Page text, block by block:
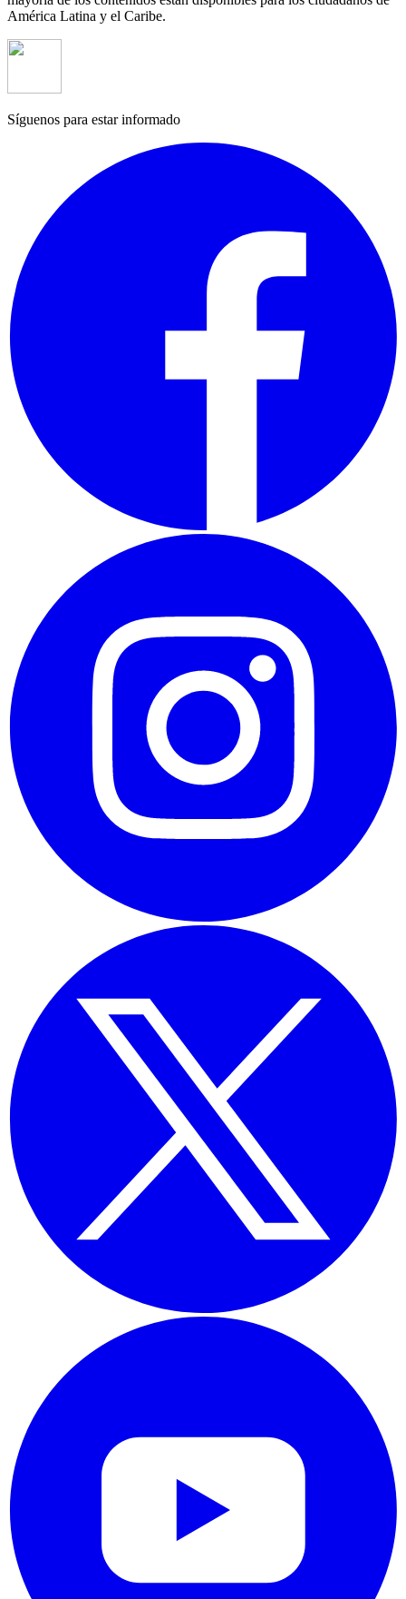
América Latina y el Caribe.
Síguenos para estar informado